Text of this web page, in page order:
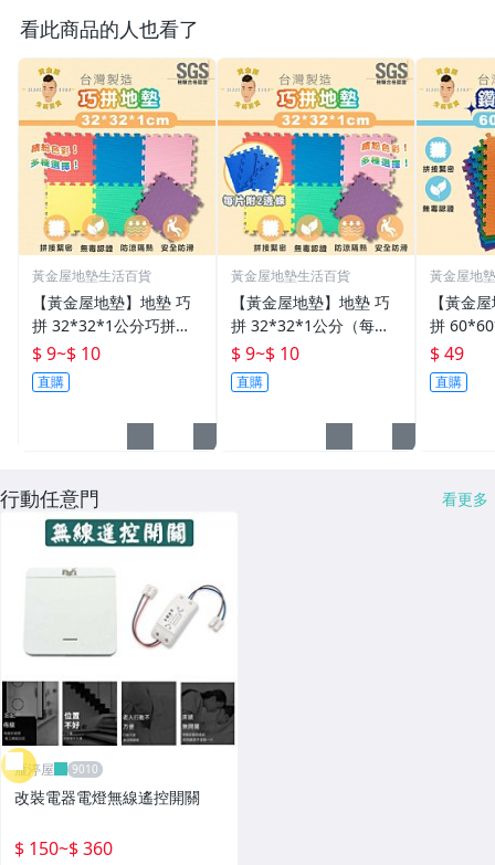
看此商品的人也看了
黃金屋地墊生活百貨
【黃金屋地墊】地墊 巧
拼 32*32*1公分巧拼地
墊 (附兩邊條）巧拼墊 無
毒地墊 防滑地墊 防水地
墊 力波墊
$ 9~$ 10
直購
黃金屋地墊生活百貨
【黃金屋地墊】地墊 巧
拼 32*32*1公分（每片2
邊條）台灣第一大廠製造
巧拼地墊 防滑地墊 防水
地墊 運動墊
$ 9~$ 10
直購
黃金屋地
【黃金
拼
(A級品)
銷歐美
$ 49
直購
行動任意門 看更多
雁渟屋
改裝電器電燈無線遙控開關
$ 150~$ 360